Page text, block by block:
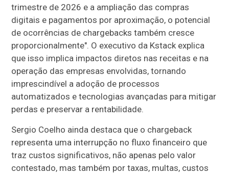
trimestre de 2026 e a ampliação das compras
digitais e pagamentos por aproximação, o potencial
de ocorrências de chargebacks também cresce
proporcionalmente". O executivo da Kstack explica
que isso implica impactos diretos nas receitas e na
operação das empresas envolvidas, tornando
imprescindível a adoção de processos
automatizados e tecnologias avançadas para mitigar
perdas e preservar a rentabilidade.
Sergio Coelho ainda destaca que o chargeback
representa uma interrupção no fluxo financeiro que
traz custos significativos, não apenas pelo valor
contestado, mas também por taxas, multas, custos